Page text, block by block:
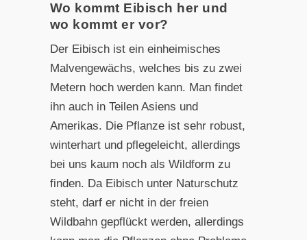
Wo kommt Eibisch her und
wo kommt er vor?
Der Eibisch ist ein einheimisches
Malvengewächs, welches bis zu zwei
Metern hoch werden kann. Man findet
ihn auch in Teilen Asiens und
Amerikas. Die Pflanze ist sehr robust,
winterhart und pflegeleicht, allerdings
bei uns kaum noch als Wildform zu
finden. Da Eibisch unter Naturschutz
steht, darf er nicht in der freien
Wildbahn gepflückt werden, allerdings